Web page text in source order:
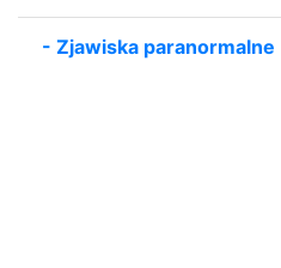
- Zjawiska paranormalne